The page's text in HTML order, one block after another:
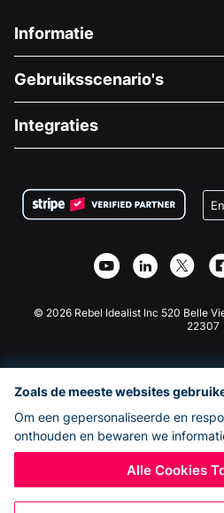
Informatie
Over Ons
Vacatures
Privacy
Affiliate Partnerschap
Gebruiksscenario's
Medische Fondsenwerving
Goede Doelen Fondsenwerving
Integraties
Wix Donatie Plugin
Webflow Donatie App
Joomla Donatie
© 2026 Rebel Idealist Inc 520 Belle
22307
Zoals de meeste websites
Om een gepersonaliseerde en
onthouden en bewaren we
Alle Cookies